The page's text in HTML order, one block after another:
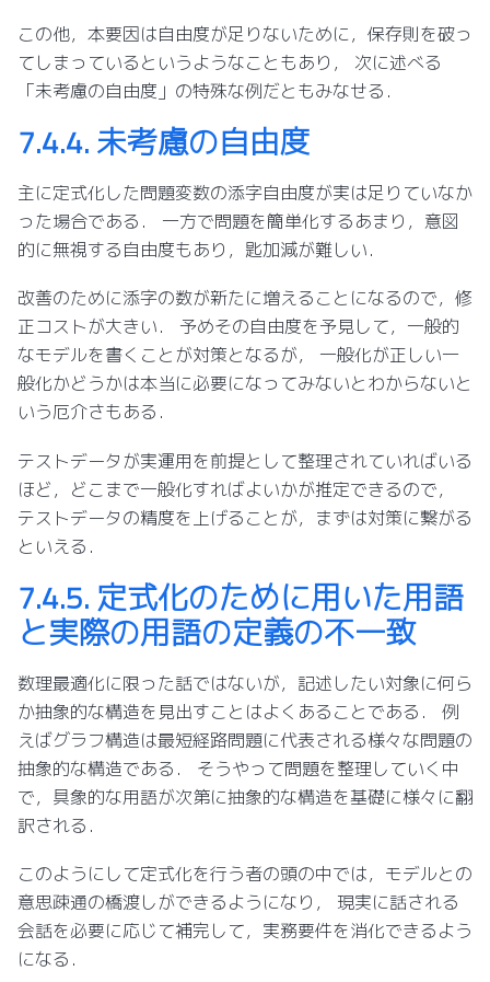
この他，本要因は自由度が足りないために，保存則を破っ
てしまっているというようなこともあり， 次に述べる
「未考慮の自由度」の特殊な例だともみなせる．
7.4.4.未考慮の自由度
主に定式化した問題変数の添字自由度が実は足りていなか
った場合である． 一方で問題を簡単化するあまり，意図
的に無視する自由度もあり，匙加減が難しい．
改善のために添字の数が新たに増えることになるので，修
正コストが大きい． 予めその自由度を予見して，一般的
なモデルを書くことが対策となるが， 一般化が正しい一
般化かどうかは本当に必要になってみないとわからないと
いう厄介さもある．
テストデータが実運用を前提として整理されていればいる
ほど，どこまで一般化すればよいかが推定できるので，
テストデータの精度を上げることが，まずは対策に繋がる
といえる．
7.4.5.定式化のために用いた用語
と実際の用語の定義の不一致
数理最適化に限った話ではないが，記述したい対象に何ら
か抽象的な構造を見出すことはよくあることである． 例
えばグラフ構造は最短経路問題に代表される様々な問題の
抽象的な構造である． そうやって問題を整理していく中
で，具象的な用語が次第に抽象的な構造を基礎に様々に翻
訳される．
このようにして定式化を行う者の頭の中では，モデルとの
意思疎通の橋渡しができるようになり， 現実に話される
会話を必要に応じて補完して，実務要件を消化できるよう
になる．